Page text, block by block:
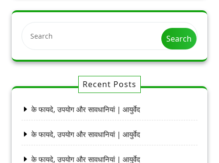
Search
Recent Posts
के फायदे, उपयोग और सावधानियां | आयुर्वेद
के फायदे, उपयोग और सावधानियां | आयुर्वेद
के फायदे, उपयोग और सावधानियां | आयुर्वेद